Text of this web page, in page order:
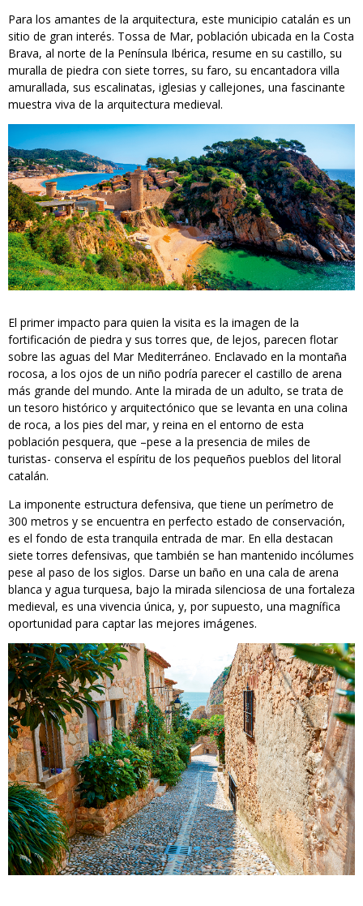
Para los amantes de la arquitectura, este municipio catalán es un
sitio de gran interés. Tossa de Mar, población ubicada en la Costa
Brava, al norte de la Península Ibérica, resume en su castillo, su
muralla de piedra con siete torres, su faro, su encantadora villa
amurallada, sus escalinatas, iglesias y callejones, una fascinante
muestra viva de la arquitectura medieval.
El primer impacto para quien la visita es la imagen de la
fortificación de piedra y sus torres que, de lejos, parecen flotar
sobre las aguas del Mar Mediterráneo. Enclavado en la montaña
rocosa, a los ojos de un niño podría parecer el castillo de arena
más grande del mundo. Ante la mirada de un adulto, se trata de
un tesoro histórico y arquitectónico que se levanta en una colina
de roca, a los pies del mar, y reina en el entorno de esta
población pesquera, que –pese a la presencia de miles de
turistas- conserva el espíritu de los pequeños pueblos del litoral
catalán.
La imponente estructura defensiva, que tiene un perímetro de
300 metros y se encuentra en perfecto estado de conservación,
es el fondo de esta tranquila entrada de mar. En ella destacan
siete torres defensivas, que también se han mantenido incólumes
pese al paso de los siglos. Darse un baño en una cala de arena
blanca y agua turquesa, bajo la mirada silenciosa de una fortaleza
medieval, es una vivencia única, y, por supuesto, una magnífica
oportunidad para captar las mejores imágenes.